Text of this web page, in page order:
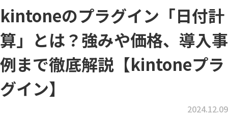
kintoneのプラグイン「日付計
算」とは？強みや価格、導入事
例まで徹底解説【kintoneプラ
グイン】
2024.12.09